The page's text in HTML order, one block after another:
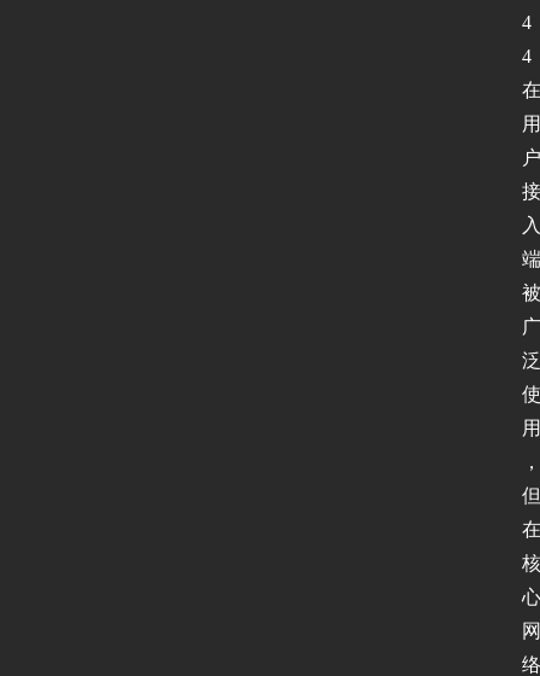
4
4
在
用
户
接
入
端
被
广
泛
使
用
，
但
在
核
心
网
络